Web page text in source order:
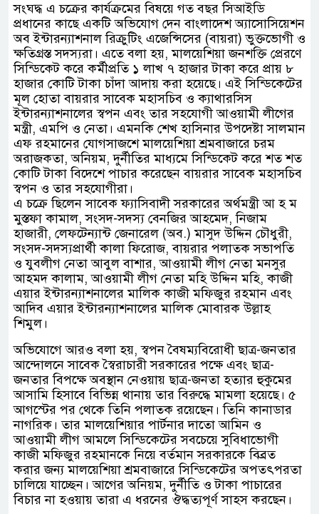
সংঘদ্ধ এ চক্রের কার্যক্রমের বিষয়ে গত বছর সিআইডি
প্রধানের কাছে একটি অভিযোগ দেন বাংলাদেশ অ্যাসোসিয়েশন
অব ইন্টারন্যাশনাল রিক্রুটিং এজেন্সিসের (বায়রা) ভুক্তভোগী ও
ক্ষতিগ্রস্ত সদস্যরা। এতে বলা হয়, মালয়েশিয়া জনশক্তি প্রেরণে
সিন্ডিকেট করে কর্মীপ্রতি ১ লাখ ৭ হাজার টাকা করে প্রায় ৮
হাজার কোটি টাকা চাঁদা আদায় করা হয়েছে। এই সিন্ডিকেটের
মূল হোতা বায়রার সাবেক মহাসচিব ও ক্যাথারসিস
ইন্টারন্যাশনালের স্বপন এবং তার সহযোগী আওয়ামী লীগের
মন্ত্রী, এমপি ও নেতা। এমনকি শেখ হাসিনার উপদেষ্টা সালমান
এফ রহমানের যোগসাজশে মালয়েশিয়া শ্রমবাজারে চরম
অরাজকতা, অনিয়ম, দুর্নীতির মাধ্যমে সিন্ডিকেট করে শত শত
কোটি টাকা বিদেশে পাচার করেছেন বায়রার সাবেক মহাসচিব
স্বপন ও তার সহযোগীরা।
এ চক্রে ছিলেন সাবেক ফ্যাসিবাদী সরকারের অর্থমন্ত্রী আ হ ম
মুস্তফা কামাল, সংসদ-সদস্য বেনজির আহমেদ, নিজাম
হাজারী, লেফটেন্যান্ট জেনারেল (অব.) মাসুদ উদ্দিন চৌধুরী,
সংসদ-সদস্যপ্রার্থী কালা ফিরোজ, বায়রার পলাতক সভাপতি
ও যুবলীগ নেতা আবুল বাশার, আওয়ামী লীগ নেতা মনসুর
আহমদ কালাম, আওয়ামী লীগ নেতা মহি উদ্দিন মহি, কাজী
এয়ার ইন্টারন্যাশনালের মালিক কাজী মফিজুর রহমান এবং
আদিব এয়ার ইন্টারন্যাশনালের মালিক মোবারক উল্লাহ
শিমুল।
অভিযোগে আরও বলা হয়, স্বপন বৈষম্যবিরোধী ছাত্র-জনতার
আন্দোলনে সাবেক স্বৈরাচারী সরকারের পক্ষে এবং ছাত্র-
জনতার বিপক্ষে অবস্থান নেওয়ায় ছাত্র-জনতা হত্যার হুকুমের
আসামি হিসাবে বিভিন্ন থানায় তার বিরুদ্ধে মামলা হয়েছে। ৫
আগস্টের পর থেকে তিনি পলাতক রয়েছেন। তিনি কানাডার
নাগরিক। তার মালয়েশিয়ার পার্টনার দাতো আমিন ও
আওয়ামী লীগ আমলে সিন্ডিকেটের সবচেয়ে সুবিধাভোগী
কাজী মফিজুর রহমানকে নিয়ে বর্তমান সরকারকে বিব্রত
করার জন্য মালয়েশিয়া শ্রমবাজারে সিন্ডিকেটের অপতৎপরতা
চালিয়ে যাচ্ছেন। আগের অনিয়ম, দুর্নীতি ও টাকা পাচারের
বিচার না হওয়ায় তারা এ ধরনের ঔদ্ধত্যপূর্ণ সাহস করছেন।